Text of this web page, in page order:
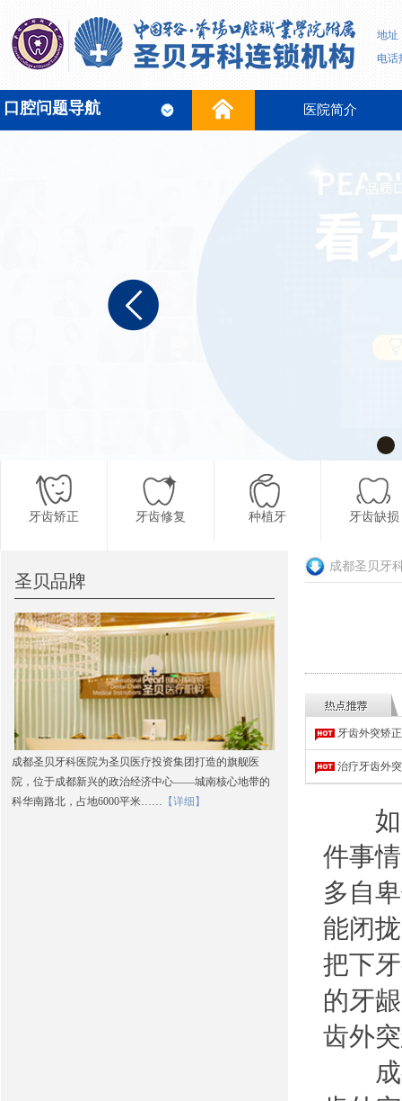
地址
电话
口腔问题导航 医院简介
牙齿矫正 牙齿修复 种植牙 牙齿缺损
更多项目
成都圣贝牙
牙齿外突矫
治疗牙齿外
如果
件事
多自
能闭
把下
的牙
齿外
成
圣贝品牌
成都圣贝牙科医院为圣贝医疗投资集团打造的旗舰医
院，位于成都新兴的政治经济中心——城南核心地带的
科华南路北，占地6000平米…… 【详细】